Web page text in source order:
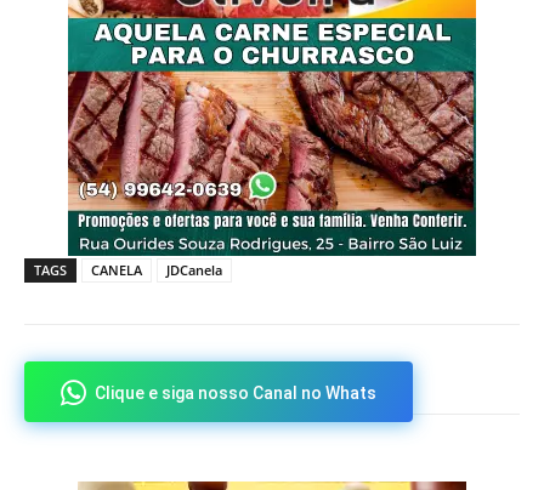
TAGS CANELA JDCanela
Clique e siga nosso Canal no Whats